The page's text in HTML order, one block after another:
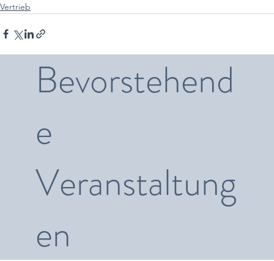
Bevorstehend
e
Veranstaltung
en
Vertrieb